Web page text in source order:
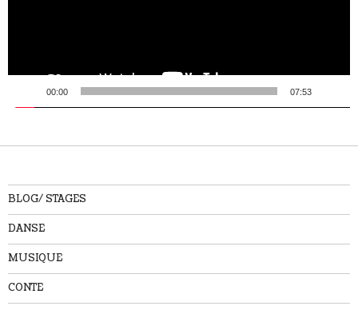
00:00 07:53
BLOG/ STAGES
DANSE
MUSIQUE
CONTE